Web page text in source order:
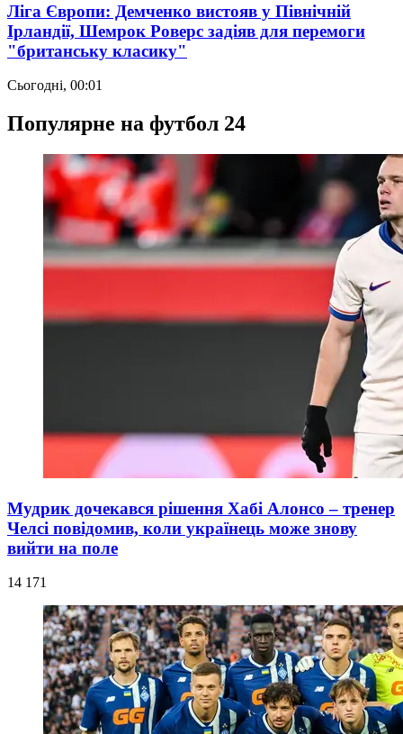
Ліга Європи: Демченко вистояв у Північній
Ірландії, Шемрок Роверс задіяв для перемоги
"британську класику"
Сьогодні, 00:01
Популярне на футбол 24
Мудрик дочекався рішення Хабі Алонсо – тренер
Челсі повідомив, коли українець може знову
вийти на поле
14 171